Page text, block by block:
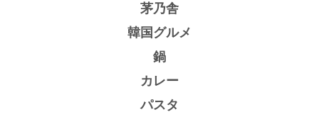
茅乃舎
韓国グルメ
鍋
カレー
パスタ